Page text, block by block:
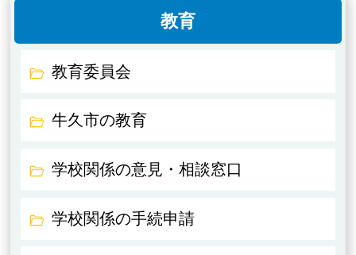
教育
教育委員会
牛久市の教育
学校関係の意見・相談窓口
学校関係の手続申請